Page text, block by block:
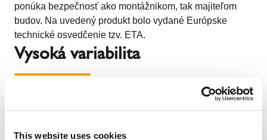
This website uses cookies
ponúka bezpečnosť ako montážnikom, tak majiteľom
budov. Na uvedený produkt bolo vydané Európske
technické osvedčenie tzv. ETA.
Vysoká variabilita
je monolitický prvok, ktorý pri
prestup dymovodu s priemerom 110, 130, 150 a 180